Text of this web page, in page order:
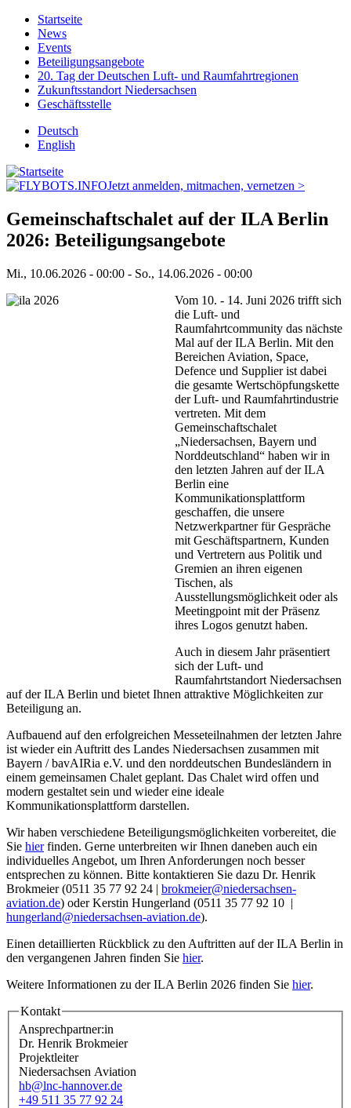
Direkt
zum
Inhalt
Hauptnavigation
Startseite
News
Events
Beteiligungsangebote
20. Tag der Deutschen Luft- und Raumfahrtregionen
Zukunftsstandort Niedersachsen
Geschäftsstelle
Deutsch
English
Jetzt anmelden, mitmachen, vernetzen >
Gemeinschaftschalet auf der ILA Berlin
2026: Beteiligungsangebote
Mi., 10.06.2026 - 00:00 - So., 14.06.2026 - 00:00
Vom 10. - 14. Juni 2026 trifft sich
die Luft- und
Raumfahrtcommunity das nächste
Mal auf der ILA Berlin. Mit den
Bereichen Aviation, Space,
Defence und Supplier ist dabei
die gesamte Wertschöpfungskette
der Luft- und Raumfahrtindustrie
vertreten. Mit dem
Gemeinschaftschalet
„Niedersachsen, Bayern und
Norddeutschland“ haben wir in
den letzten Jahren auf der ILA
Berlin eine
Kommunikationsplattform
geschaffen, die unsere
Netzwerkpartner für Gespräche
mit Geschäftspartnern, Kunden
und Vertretern aus Politik und
Gremien an ihren eigenen
Tischen, als
Ausstellungsmöglichkeit oder als
Meetingpoint mit der Präsenz
ihres Logos genutzt haben.
Auch in diesem Jahr präsentiert
sich der Luft- und
Raumfahrtstandort Niedersachsen
auf der ILA Berlin und bietet Ihnen attraktive Möglichkeiten zur
Beteiligung an.
Aufbauend auf den erfolgreichen Messeteilnahmen der letzten Jahre
ist wieder ein Auftritt des Landes Niedersachsen zusammen mit
Bayern / bavAIRia e.V. und den norddeutschen Bundesländern in
einem gemeinsamen Chalet geplant. Das Chalet wird offen und
modern gestaltet sein und wieder eine ideale
Kommunikationsplattform darstellen.
Wir haben verschiedene Beteiligungsmöglichkeiten vorbereitet, die
Sie hierfinden. Gerne unterbreiten wir Ihnen daneben auch ein
individuelles Angebot, um Ihren Anforderungen noch besser
entsprechen zu können. Bitte kontaktieren Sie dazu Dr. Henrik
Brokmeier (0511 35 77 92 24 | brokmeier@niedersachsen-
aviation.de) oder Kerstin Hungerland (0511 35 77 92 10 |
hungerland@niedersachsen-aviation.de).
Einen detaillierten Rückblick zu den Auftritten auf der ILA Berlin in
den vergangenen Jahren finden Sie hier.
Weitere Informationen zu der ILA Berlin 2026 finden Sie hier.
Kontakt
Ansprechpartner:in
Dr. Henrik Brokmeier
Projektleiter
Niedersachsen Aviation
hb@lnc-hannover.de
+49 511 35 77 92 24